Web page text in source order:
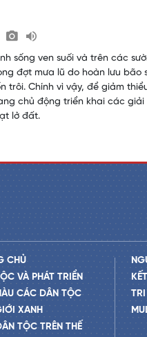
sống ven suối và trên các
đợt mưa lũ do hoàn lưu bão
trôi. Chính vì vậy, để giảm
chủ động triển khai các
lở đất.
CHỦ
VÀ PHÁT TRIỂN
CÁC DÂN TỘC
XANH
TỘC TRÊN THẾ